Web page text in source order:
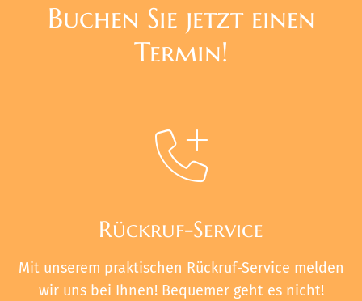
Buchen Sie jetzt einen
Termin!
Rückruf-Service
Mit unserem praktischen Rückruf-Service melden
wir uns bei Ihnen! Bequemer geht es nicht!